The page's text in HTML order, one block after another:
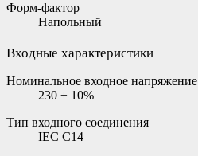
Форм-фактор
Напольный
Входные характеристики
Номинальное входное напряжение
230 ± 10%
Тип входного соединения
IEC C14